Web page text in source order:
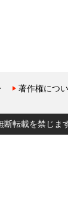
著作権につ
断転載を禁じ